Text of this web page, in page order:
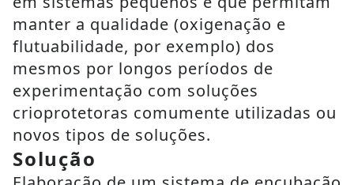
manter a qualidade (oxigenação e
flutuabilidade, por exemplo) dos
mesmos por longos períodos de
experimentação com soluções
crioprotetoras comumente utilizadas ou
novos tipos de soluções.
Solução